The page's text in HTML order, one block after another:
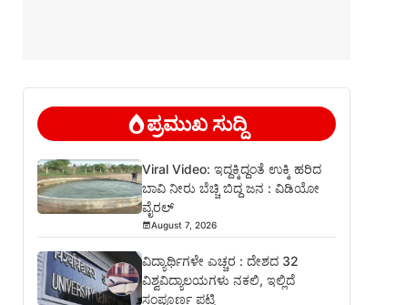
ಪ್ರಮುಖ ಸುದ್ದಿ
Viral Video: ಇದ್ದಕ್ಕಿದ್ದಂತೆ ಉಕ್ಕಿ ಹರಿದ
ಬಾವಿ ನೀರು ಬೆಚ್ಚಿ ಬಿದ್ದ ಜನ : ವಿಡಿಯೋ
ವೈರಲ್
August 7, 2026
ವಿದ್ಯಾರ್ಥಿಗಳೇ ಎಚ್ಚರ : ದೇಶದ 32
ವಿಶ್ವವಿದ್ಯಾಲಯಗಳು ನಕಲಿ, ಇಲ್ಲಿದೆ
ಸಂಪೂರ್ಣ ಪಟ್ಟಿ